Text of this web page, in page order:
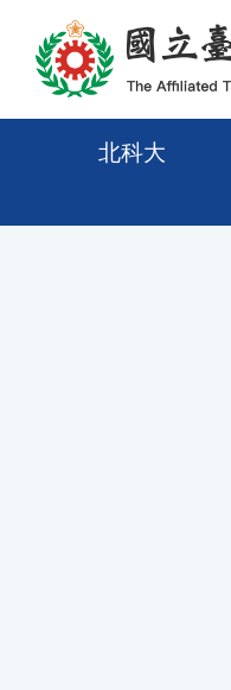
移至網頁之主要內容區位
北科大